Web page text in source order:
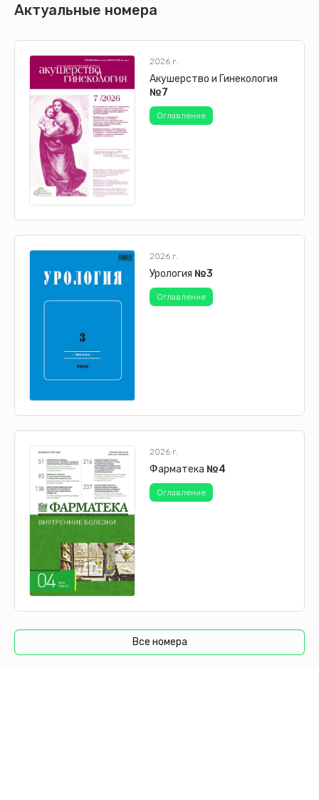
Актуальные номера
2026 г.
Акушерство и Гинекология
№7
Оглавление
2026 г.
Урология №3
Оглавление
2026 г.
Фарматека №4
Оглавление
Все номера